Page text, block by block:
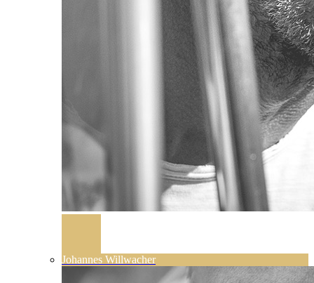
Johannes Willwacher